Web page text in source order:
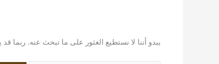
يبدو أننا لا نستطيع العثور على ما تبحث عنه. ربما